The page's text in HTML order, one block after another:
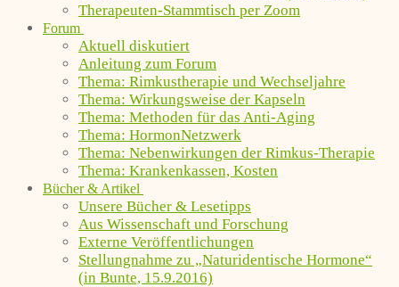
Therapeuten-Stammtisch per Zoom
Forum
Aktuell diskutiert
Anleitung zum Forum
Thema: Rimkustherapie und Wechseljahre
Thema: Wirkungsweise der Kapseln
Thema: Methoden für das Anti-Aging
Thema: HormonNetzwerk
Thema: Nebenwirkungen der Rimkus-Therapie
Thema: Krankenkassen, Kosten
Bücher & Artikel
Unsere Bücher & Lesetipps
Aus Wissenschaft und Forschung
Externe Veröffentlichungen
Stellungnahme zu „Naturidentische Hormone“
(in Bunte, 15.9.2016)